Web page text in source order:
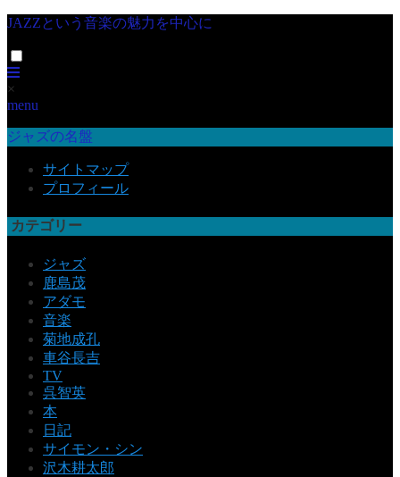
JAZZという音楽の魅力を中心に
×
menu
ジャズの名盤
サイトマップ
プロフィール
カテゴリー
ジャズ
鹿島茂
アダモ
音楽
菊地成孔
車谷長吉
TV
呉智英
本
日記
サイモン・シン
沢木耕太郎